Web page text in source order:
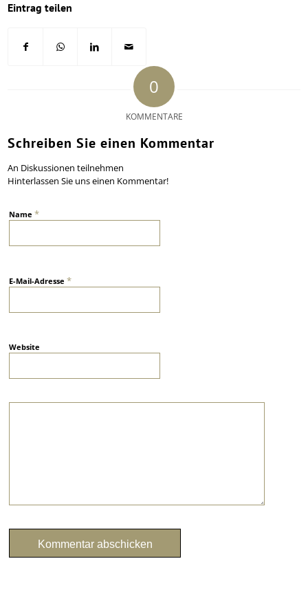
Eintrag teilen
0
KOMMENTARE
Schreiben Sie einen Kommentar
An Diskussionen teilnehmen
Hinterlassen Sie uns einen Kommentar!
Name*
E-Mail-Adresse*
Website